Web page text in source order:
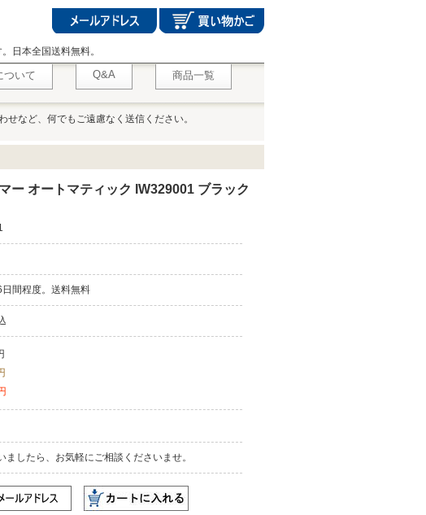
日本全国送料無料。
ついて Q&A 商品一覧
など、何でもご遠慮なく送信ください。
ー オートマティック IW329001 ブラック
間程度。送料無料
ましたら、お気軽にご相談くださいませ。